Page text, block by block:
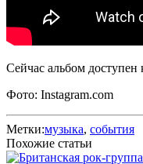
Сейчас альбом доступен
Фото: Instagram.com
Метки:музыка, события
Похожие статьи